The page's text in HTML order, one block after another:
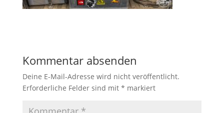
Kommentar absenden
Deine E-Mail-Adresse wird nicht veröffentlicht.
Erforderliche Felder sind mit * markiert